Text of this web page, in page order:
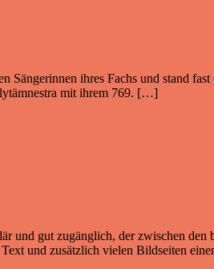
ihres Fachs und stand
mit ihrem 769. […]
und gut zugänglich, der zwischen
und zusätzlich vielen Bildseiten